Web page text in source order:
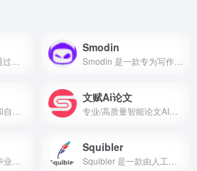
Smodin
文赋Ai论文
Squibler